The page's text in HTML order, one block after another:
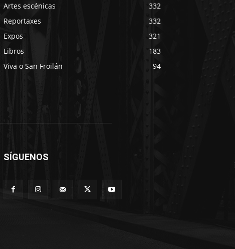
Artes escénicas
332
Reportaxes
332
Expos
321
Libros
183
Viva o San Froilán
94
SÍGUENOS